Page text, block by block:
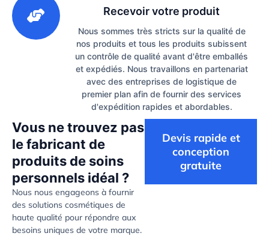
Recevoir votre produit
Nous sommes très stricts sur la qualité de
nos produits et tous les produits subissent
un contrôle de qualité avant d'être emballés
et expédiés. Nous travaillons en partenariat
avec des entreprises de logistique de
premier plan afin de fournir des services
d'expédition rapides et abordables.
Vous ne trouvez pas
le fabricant de
produits de soins
personnels idéal ?
Nous nous engageons à fournir
des solutions cosmétiques de
haute qualité pour répondre aux
besoins uniques de votre marque.
Devis rapide et
conception
gratuite